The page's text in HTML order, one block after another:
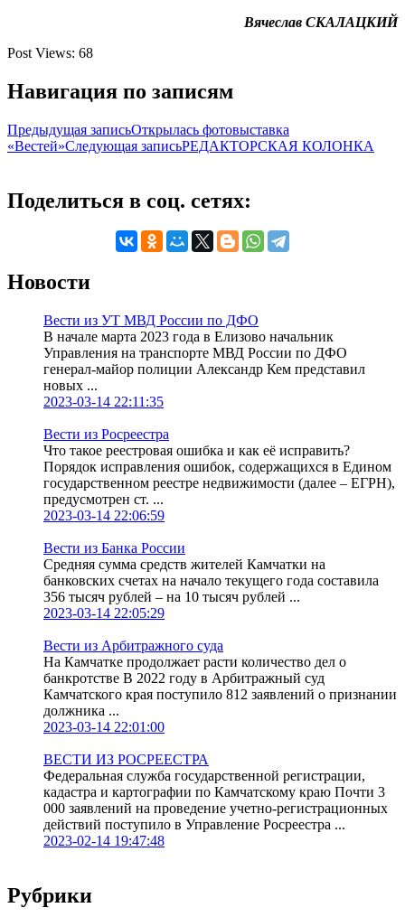
Вячеслав СКАЛАЦКИЙ
Post Views: 68
Навигация по записям
Предыдущая записьОткрылась фотовыставка
«Вестей»Следующая записьРЕДАКТОРСКАЯ КОЛОНКА
Поделиться в соц. сетях:
Новости
Вести из УТ МВД России по ДФО
В начале марта 2023 года в Елизово начальник
Управления на транспорте МВД России по ДФО
генерал-майор полиции Александр Кем представил
новых ...
2023-03-14 22:11:35
Вести из Росреестра
Что такое реестровая ошибка и как её исправить?
Порядок исправления ошибок, содержащихся в Едином
государственном реестре недвижимости (далее – ЕГРН),
предусмотрен ст. ...
2023-03-14 22:06:59
Вести из Банка России
Средняя сумма средств жителей Камчатки на
банковских счетах на начало текущего года составила
356 тысяч рублей – на 10 тысяч рублей ...
2023-03-14 22:05:29
Вести из Арбитражного суда
На Камчатке продолжает расти количество дел о
банкротстве В 2022 году в Арбитражный суд
Камчатского края поступило 812 заявлений о признании
должника ...
2023-03-14 22:01:00
ВЕСТИ ИЗ РОСРЕЕСТРА
Федеральная служба государственной регистрации,
кадастра и картографии по Камчатскому краю Почти 3
000 заявлений на проведение учетно-регистрационных
действий поступило в Управление Росреестра ...
2023-02-14 19:47:48
Рубрики